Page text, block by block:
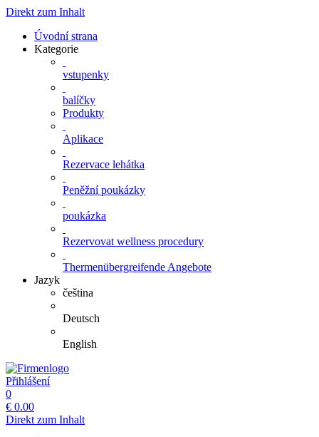
Direkt zum Inhalt
Úvodní strana
Kategorie
vstupenky
balíčky
Produkty
Aplikace
Rezervace lehátka
Peněžní poukázky
poukázka
Rezervovat wellness procedury
Thermenübergreifende Angebote
Jazyk
čeština
Deutsch
English
Přihlášení
0
€ 0.00
Direkt zum Inhalt